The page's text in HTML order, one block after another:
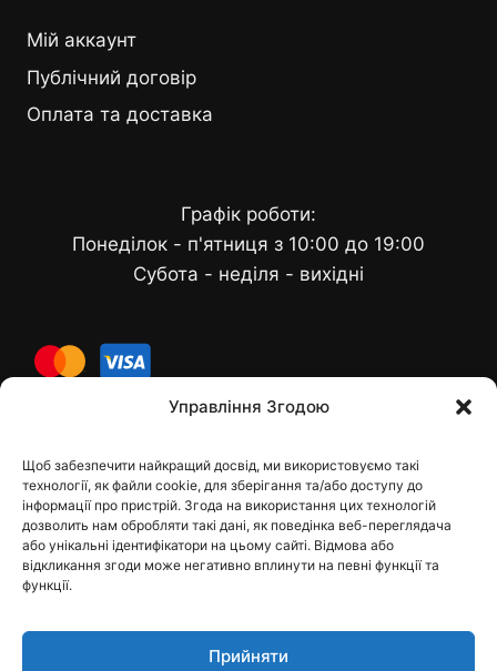
Управління Згодою
Щоб забезпечити найкращий досвід, ми використовуємо такі
технології, як файли cookie, для зберігання та/або доступу до
інформації про пристрій. Згода на використання цих технологій
дозволить нам обробляти такі дані, як поведінка веб-переглядача
або унікальні ідентифікатори на цьому сайті. Відмова або
відкликання згоди може негативно вплинути на певні функції та
функції.
Прийняти
Мій аккаунт
Публічний договір
Оплата та доставка
Графік роботи:
Понеділок - п'ятниця з 10:00 до 19:00
Субота - неділя - вихідні
Контакти
dfbelements@gmail.com